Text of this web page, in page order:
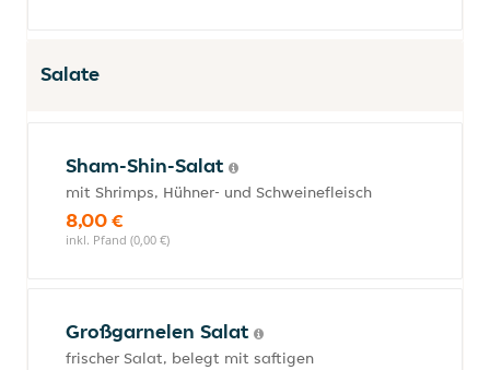
Salate
Sham-Shin-Salat
mit Shrimps, Hühner- und Schweinefleisch
8,00 €
inkl. Pfand (0,00 €)
Großgarnelen Salat
frischer Salat, belegt mit saftigen